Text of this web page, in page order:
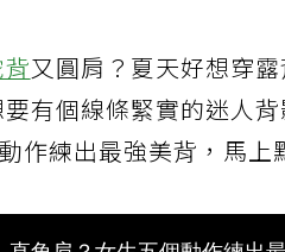
背又圓肩？夏天好想穿
有個線條緊實的迷人
作練出最強美背，馬上